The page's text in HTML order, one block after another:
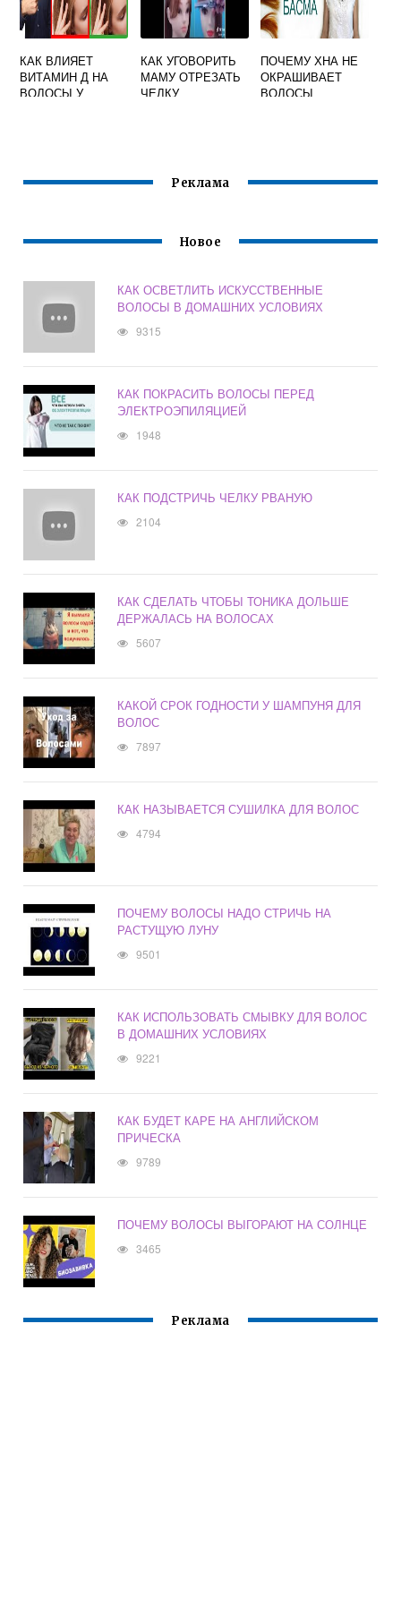
КАК ВЛИЯЕТ
ВИТАМИН Д НА
ВОЛОСЫ У
КАК УГОВОРИТЬ
МАМУ ОТРЕЗАТЬ
ЧЕЛКУ
ПОЧЕМУ ХНА НЕ
ОКРАШИВАЕТ
ВОЛОСЫ
Реклама
Новое
КАК ОСВЕТЛИТЬ ИСКУССТВЕННЫЕ
ВОЛОСЫ В ДОМАШНИХ УСЛОВИЯХ
9315
КАК ПОКРАСИТЬ ВОЛОСЫ ПЕРЕД
ЭЛЕКТРОЭПИЛЯЦИЕЙ
1948
КАК ПОДСТРИЧЬ ЧЕЛКУ РВАНУЮ
2104
КАК СДЕЛАТЬ ЧТОБЫ ТОНИКА ДОЛЬШЕ
ДЕРЖАЛАСЬ НА ВОЛОСАХ
5607
КАКОЙ СРОК ГОДНОСТИ У ШАМПУНЯ ДЛЯ
ВОЛОС
7897
КАК НАЗЫВАЕТСЯ СУШИЛКА ДЛЯ ВОЛОС
4794
ПОЧЕМУ ВОЛОСЫ НАДО СТРИЧЬ НА
РАСТУЩУЮ ЛУНУ
9501
КАК ИСПОЛЬЗОВАТЬ СМЫВКУ ДЛЯ ВОЛОС
В ДОМАШНИХ УСЛОВИЯХ
9221
КАК БУДЕТ КАРЕ НА АНГЛИЙСКОМ
ПРИЧЕСКА
9789
ПОЧЕМУ ВОЛОСЫ ВЫГОРАЮТ НА СОЛНЦЕ
3465
Реклама